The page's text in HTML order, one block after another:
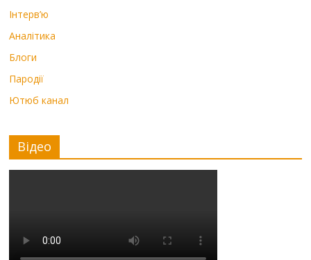
Інтерв’ю
Аналітика
Блоги
Пародії
Ютюб канал
Відео